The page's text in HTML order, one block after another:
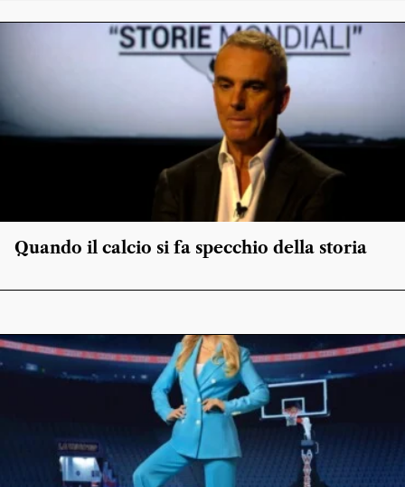
Quando il calcio si fa specchio della storia